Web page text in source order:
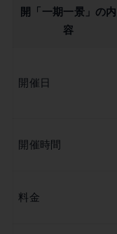
開「一期一景」の内
容
開催日
開催時間
料金